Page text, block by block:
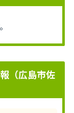
（広島市佐